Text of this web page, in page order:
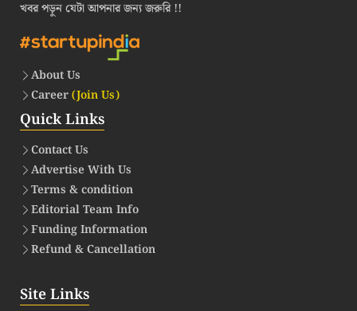
খবর পড়ুন যেটা আপনার জন্য জরুরি !!
About Us
Career(Join Us)
Quick Links
Contact Us
Advertise With Us
Terms & condition
Editorial Team Info
Funding Information
Refund & Cancellation
Site Links